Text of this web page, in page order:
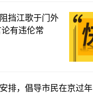
挡江歌于门外
有违伦常
排，倡导市民在京过年